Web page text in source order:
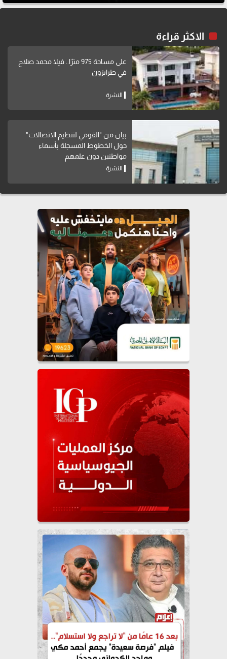
الاكثر قراءة
على مساحة 975 مترًا.. فيلا محمد صلاح
في طرابزون
النشرة
بيان من "القومي لتنظيم الاتصالات"
حول الخطوط المسجلة بأسماء
مواطنين دون علمهم
النشرة